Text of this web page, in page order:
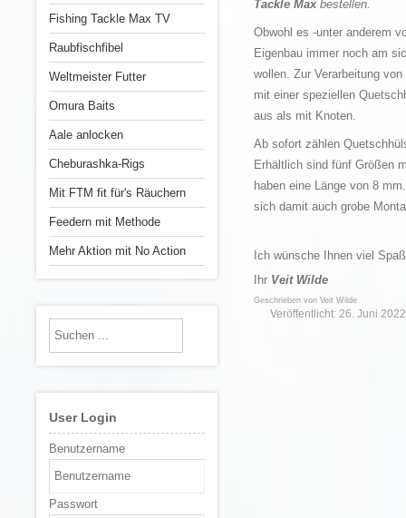
Fishing Tackle Max TV
Raubfischfibel
Weltmeister Futter
Omura Baits
Aale anlocken
Cheburashka-Rigs
Mit FTM fit für's Räuchern
Feedern mit Methode
Mehr Aktion mit No Action
User Login
Benutzername
Passwort
Tackle Maxbestellen.
Obwohl es -unter anderem
Eigenbau immer noch am
wollen. Zur Verarbeitung
mit einer speziellen
aus als mit Knoten.
Ab sofort zählen
Erhältlich sind fünf Größen
haben eine Länge von 8
sich damit auch grobe
Ich wünsche Ihnen viel
Ihr Veit Wilde
Geschrieben von Veit Wilde
Veröffentlicht: 26. Juni 2022